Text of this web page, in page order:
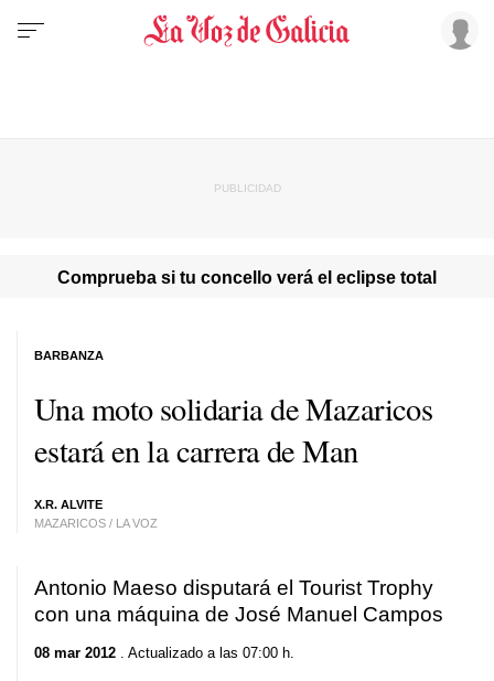
Comprueba si tu concello verá el eclipse total
Una moto solidaria de Mazaricos
estará en la carrera de Man
X.R. ALVITE
MAZARICOS / LA VOZ
BARBANZA
Antonio Maeso disputará el Tourist Trophy
con una máquina de José Manuel Campos
08 mar 2012 . Actualizado a las 07:00 h.